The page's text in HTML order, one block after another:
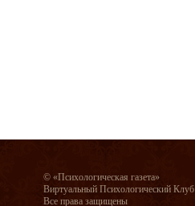
© «Психологическая газета»
Виртуальный Психологический Клуб
Все права защищены